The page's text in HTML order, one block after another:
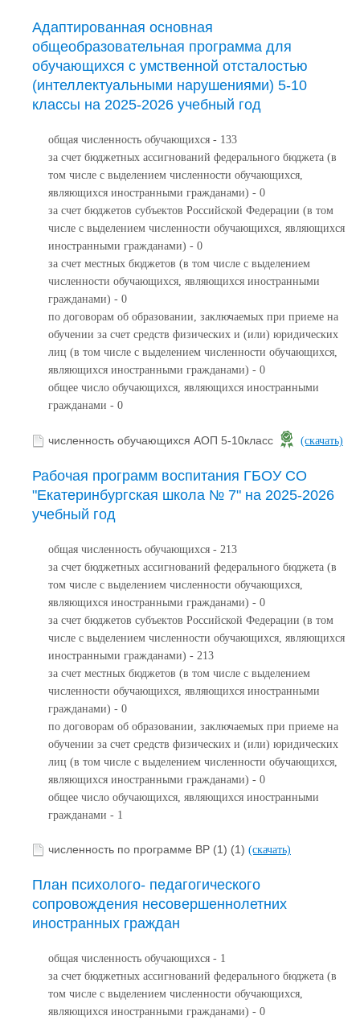
Адаптированная основная
общеобразовательная программа для
обучающихся с умственной отсталостью
(интеллектуальными нарушениями) 5-10
классы на 2025-2026 учебный год
общая численность обучающихся - 133
за счет бюджетных ассигнований федерального бюджета (в
том числе с выделением численности обучающихся,
являющихся иностранными гражданами) - 0
за счет бюджетов субъектов Российской Федерации (в том
числе с выделением численности обучающихся, являющихся
иностранными гражданами) - 0
за счет местных бюджетов (в том числе с выделением
численности обучающихся, являющихся иностранными
гражданами) - 0
по договорам об образовании, заключаемых при приеме на
обучении за счет средств физических и (или) юридических
лиц (в том числе с выделением численности обучающихся,
являющихся иностранными гражданами) - 0
общее число обучающихся, являющихся иностранными
гражданами - 0
численность обучающихся АОП 5-10класс (скачать)
Рабочая программ воспитания ГБОУ СО
"Екатеринбургская школа № 7" на 2025-2026
учебный год
общая численность обучающихся - 213
за счет бюджетных ассигнований федерального бюджета (в
том числе с выделением численности обучающихся,
являющихся иностранными гражданами) - 0
за счет бюджетов субъектов Российской Федерации (в том
числе с выделением численности обучающихся, являющихся
иностранными гражданами) - 213
за счет местных бюджетов (в том числе с выделением
численности обучающихся, являющихся иностранными
гражданами) - 0
по договорам об образовании, заключаемых при приеме на
обучении за счет средств физических и (или) юридических
лиц (в том числе с выделением численности обучающихся,
являющихся иностранными гражданами) - 0
общее число обучающихся, являющихся иностранными
гражданами - 1
численность по программе ВР (1) (1) (скачать)
План психолого- педагогического
сопровождения несовершеннолетних
иностранных граждан
общая численность обучающихся - 1
за счет бюджетных ассигнований федерального бюджета (в
том числе с выделением численности обучающихся,
являющихся иностранными гражданами) - 0